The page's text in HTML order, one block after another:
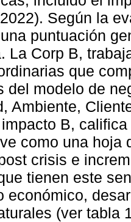
Según la
puntuación
La Corp B,
que
del modelo de
Ambiente,
B,
como una hoja
crisis e
tienen este
económico,
(ver tabla